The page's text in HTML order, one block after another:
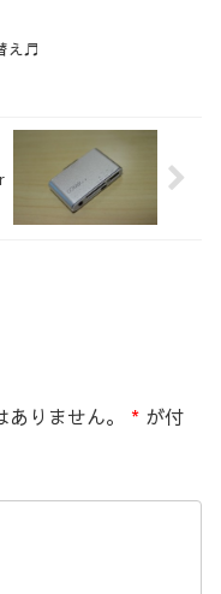
え♬
りません。 * が付